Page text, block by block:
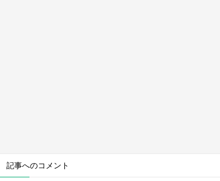
記事へのコメント